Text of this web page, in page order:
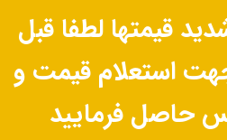
قیمتها لطفا قبل
استعلام قیمت و
حاصل فرمایید